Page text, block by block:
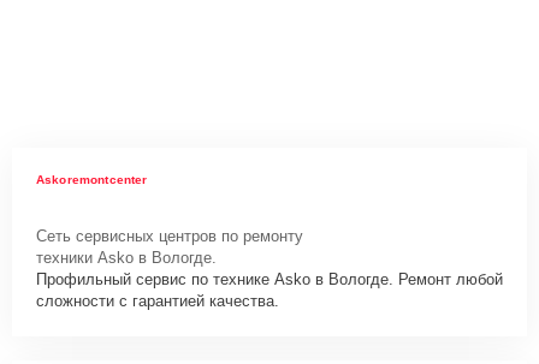
Askoremontcenter
Сеть сервисных центров по ремонту
техники Asko в Вологде.
Профильный сервис по технике Asko в Вологде. Ремонт любой
сложности с гарантией качества.